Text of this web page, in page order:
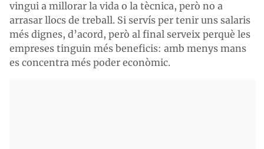
vingui a millorar la vida o la tècnica, però no a
arrasar llocs de treball. Si servís per tenir uns salaris
més dignes, d’acord, però al final serveix perquè les
empreses tinguin més beneficis: amb menys mans
es concentra més poder econòmic.